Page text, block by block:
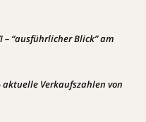
– “ausführlicher Blick” am
aktuelle Verkaufszahlen von